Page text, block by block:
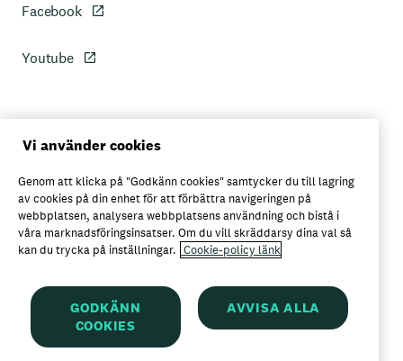
Facebook
Youtube
Personuppgiftspolicy
Axfoods integritetspolicy
Här kan du köpa Garant
Vi använder cookies
Genom att klicka på "Godkänn cookies" samtycker du till lagring
av cookies på din enhet för att förbättra navigeringen på
webbplatsen, analysera webbplatsens användning och bistå i
våra marknadsföringsinsatser. Om du vill skräddarsy dina val så
kan du trycka på inställningar. Cookie-policy länk
GODKÄNN
COOKIES
AVVISA ALLA